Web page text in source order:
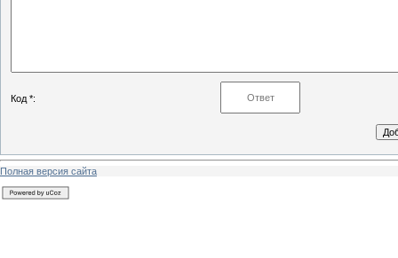
Код *:
Полная версия сайта